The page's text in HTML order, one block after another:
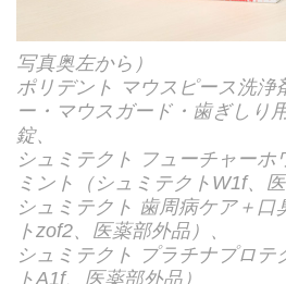
写真奥左から）
ポリデント マウスピース洗浄
ー・マウスガード・歯ぎしり
錠、
シュミテクト フューチャーホ
ミント（シュミテクトW1f、
シュミテクト 歯周病ケア＋口
トzof2、医薬部外品）、
シュミテクト プラチナプロテ
トA1f、医薬部外品）